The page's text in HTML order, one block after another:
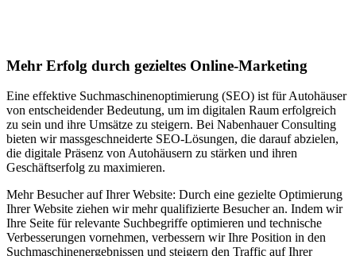
Mehr Erfolg durch gezieltes Online-Marketing
Eine effektive Suchmaschinenoptimierung (SEO) ist für Autohäuser
von entscheidender Bedeutung, um im digitalen Raum erfolgreich
zu sein und ihre Umsätze zu steigern. Bei Nabenhauer Consulting
bieten wir massgeschneiderte SEO-Lösungen, die darauf abzielen,
die digitale Präsenz von Autohäusern zu stärken und ihren
Geschäftserfolg zu maximieren.
Mehr Besucher auf Ihrer Website: Durch eine gezielte Optimierung
Ihrer Website ziehen wir mehr qualifizierte Besucher an. Indem wir
Ihre Seite für relevante Suchbegriffe optimieren und technische
Verbesserungen vornehmen, verbessern wir Ihre Position in den
Suchmaschinenergebnissen und steigern den Traffic auf Ihrer